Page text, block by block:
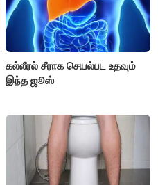
கல்லீரல் சீராக செயல்பட உதவும்
இந்த ஜூஸ்